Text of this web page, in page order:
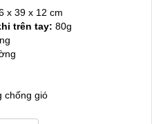
x 39 x 12 cm
trên tay: 80g
chống gió